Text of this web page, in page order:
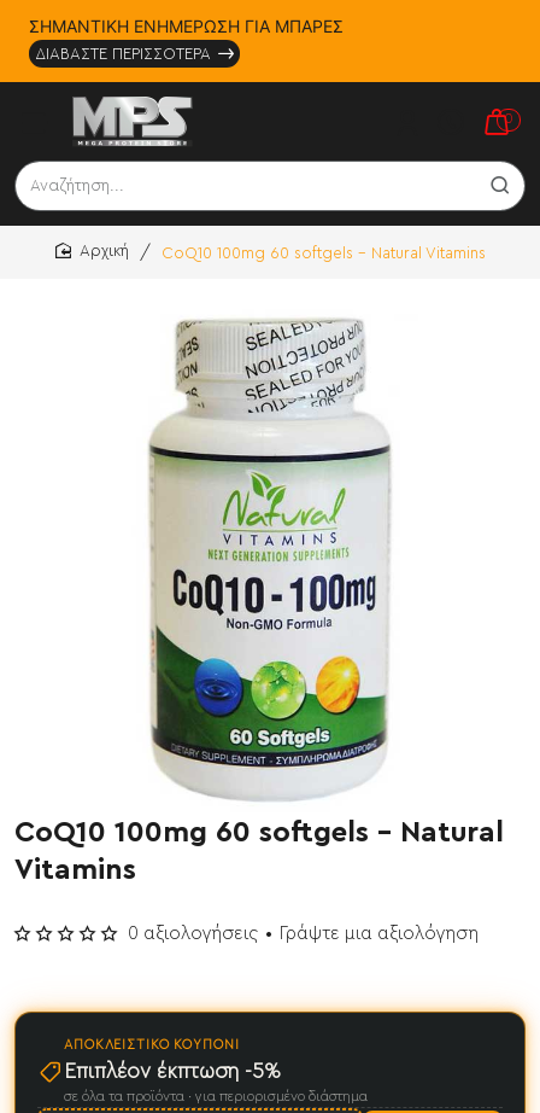
ΣΗΜΑΝΤΙΚΗ ΕΝΗΜΕΡΩΣΗ ΓΙΑ ΜΠΑΡΕΣ
ΔΙΑΒΑΣΤΕ ΠΕΡΙΣΣΟΤΕΡΑ
0
Αναζήτηση...
CoQ10 100mg 60 softgels - Natural Vitamins
CoQ10 100mg 60 softgels - Natural
Vitamins
0 αξιολογήσεις • Γράψτε μια αξιολόγηση
ΑΠΟΚΛΕΙΣΤΙΚΌ ΚΟΥΠΌΝΙ
Επιπλέον έκπτωση -5%
σε όλα τα προϊόντα · για περιορισμένο διάστημα